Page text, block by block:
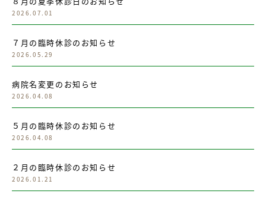
2026.07.01
７月の臨時休診のお知らせ
2026.05.29
病院名変更のお知らせ
2026.04.08
５月の臨時休診のお知らせ
2026.04.08
２月の臨時休診のお知らせ
2026.01.21